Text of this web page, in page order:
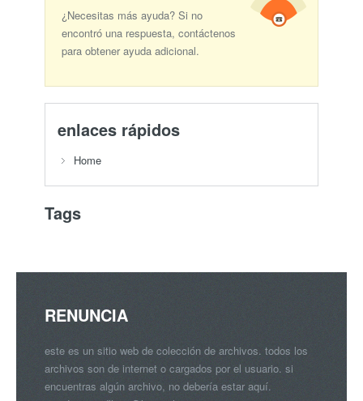
¿Necesitas más ayuda? Si no
encontró una respuesta, contáctenos
para obtener ayuda adicional.
enlaces rápidos
Home
Tags
RENUNCIA
este es un sitio web de colección de archivos. todos los
archivos son de internet o cargados por el usuario. si
encuentras algún archivo, no debería estar aquí.